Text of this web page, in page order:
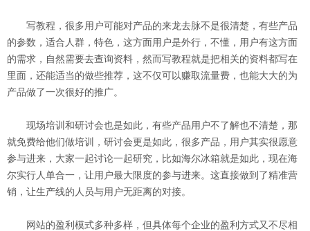
写教程，很多用户可能对产品的来龙去脉不是很清楚，有些产品
的参数，适合人群，特色，这方面用户是外行，不懂，用户有这方面
的需求，自然需要去查询资料，然而写教程就是把相关的资料都写在
里面，还能适当的做些推荐，这不仅可以赚取流量费，也能大大的为
产品做了一次很好的推广。
现场培训和研讨会也是如此，有些产品用户不了解也不清楚，那
就免费给他们做培训，研讨会更是如此，很多产品，用户其实很愿意
参与进来，大家一起讨论一起研究，比如海尔冰箱就是如此，现在海
尔实行人单合一，让用户最大限度的参与进来。这直接做到了精准营
销，让生产线的人员与用户无距离的对接。
网站的盈利模式多种多样，但具体每个企业的盈利方式又不尽相